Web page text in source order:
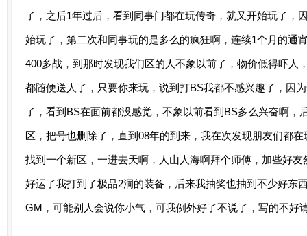
了，之后1年过后，看到同事门都在玩传奇，就又开始玩了，
始玩了，第二次和同事玩的是多么的疯狂啊，连续1个月的通
400多战，到那时发现我们区的人不象以前了，物价低得吓人
都随便送人了，只要你来玩，说到打BS我都不感兴趣了，因
了，看到BS在面前都没感觉，不象以前看到BS多么兴奋啊，
区，把号也删除了，直到08年的到来，我在次发现朋友们都
找到一个新区，一进去天啊，人山人海啊拜个师傅，加些好
好运了我打到了极品2洞的装备，后来我抽奖也抽到不少好东
GM，可能别人会说你小气，可我例外好了不说了，写的不好